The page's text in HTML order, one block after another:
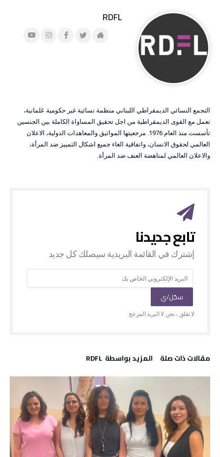
RDFL
التجمع النسائي الديمقراطي اللبناني منظمة نسائية غير حكومية عَلمانية،
تعمل مع القوى الديمقراطية من اجل تحقيق المساواة الكاملة بين الجنسين
تأسست منذ العام 1976. مرجعيتها المواثيق والمعاهدات الدولية، الاعلان
العالمي لحقوق الانسان، واتفاقية الغاء جميع اشكال التمييز ضد المرأة،
والاعلان العالمي لمناهضة العنف ضد المرأة.
‫مقالات ذات صلة‬ ‫‫المزيد بواسطة‬ ‬ RDFL